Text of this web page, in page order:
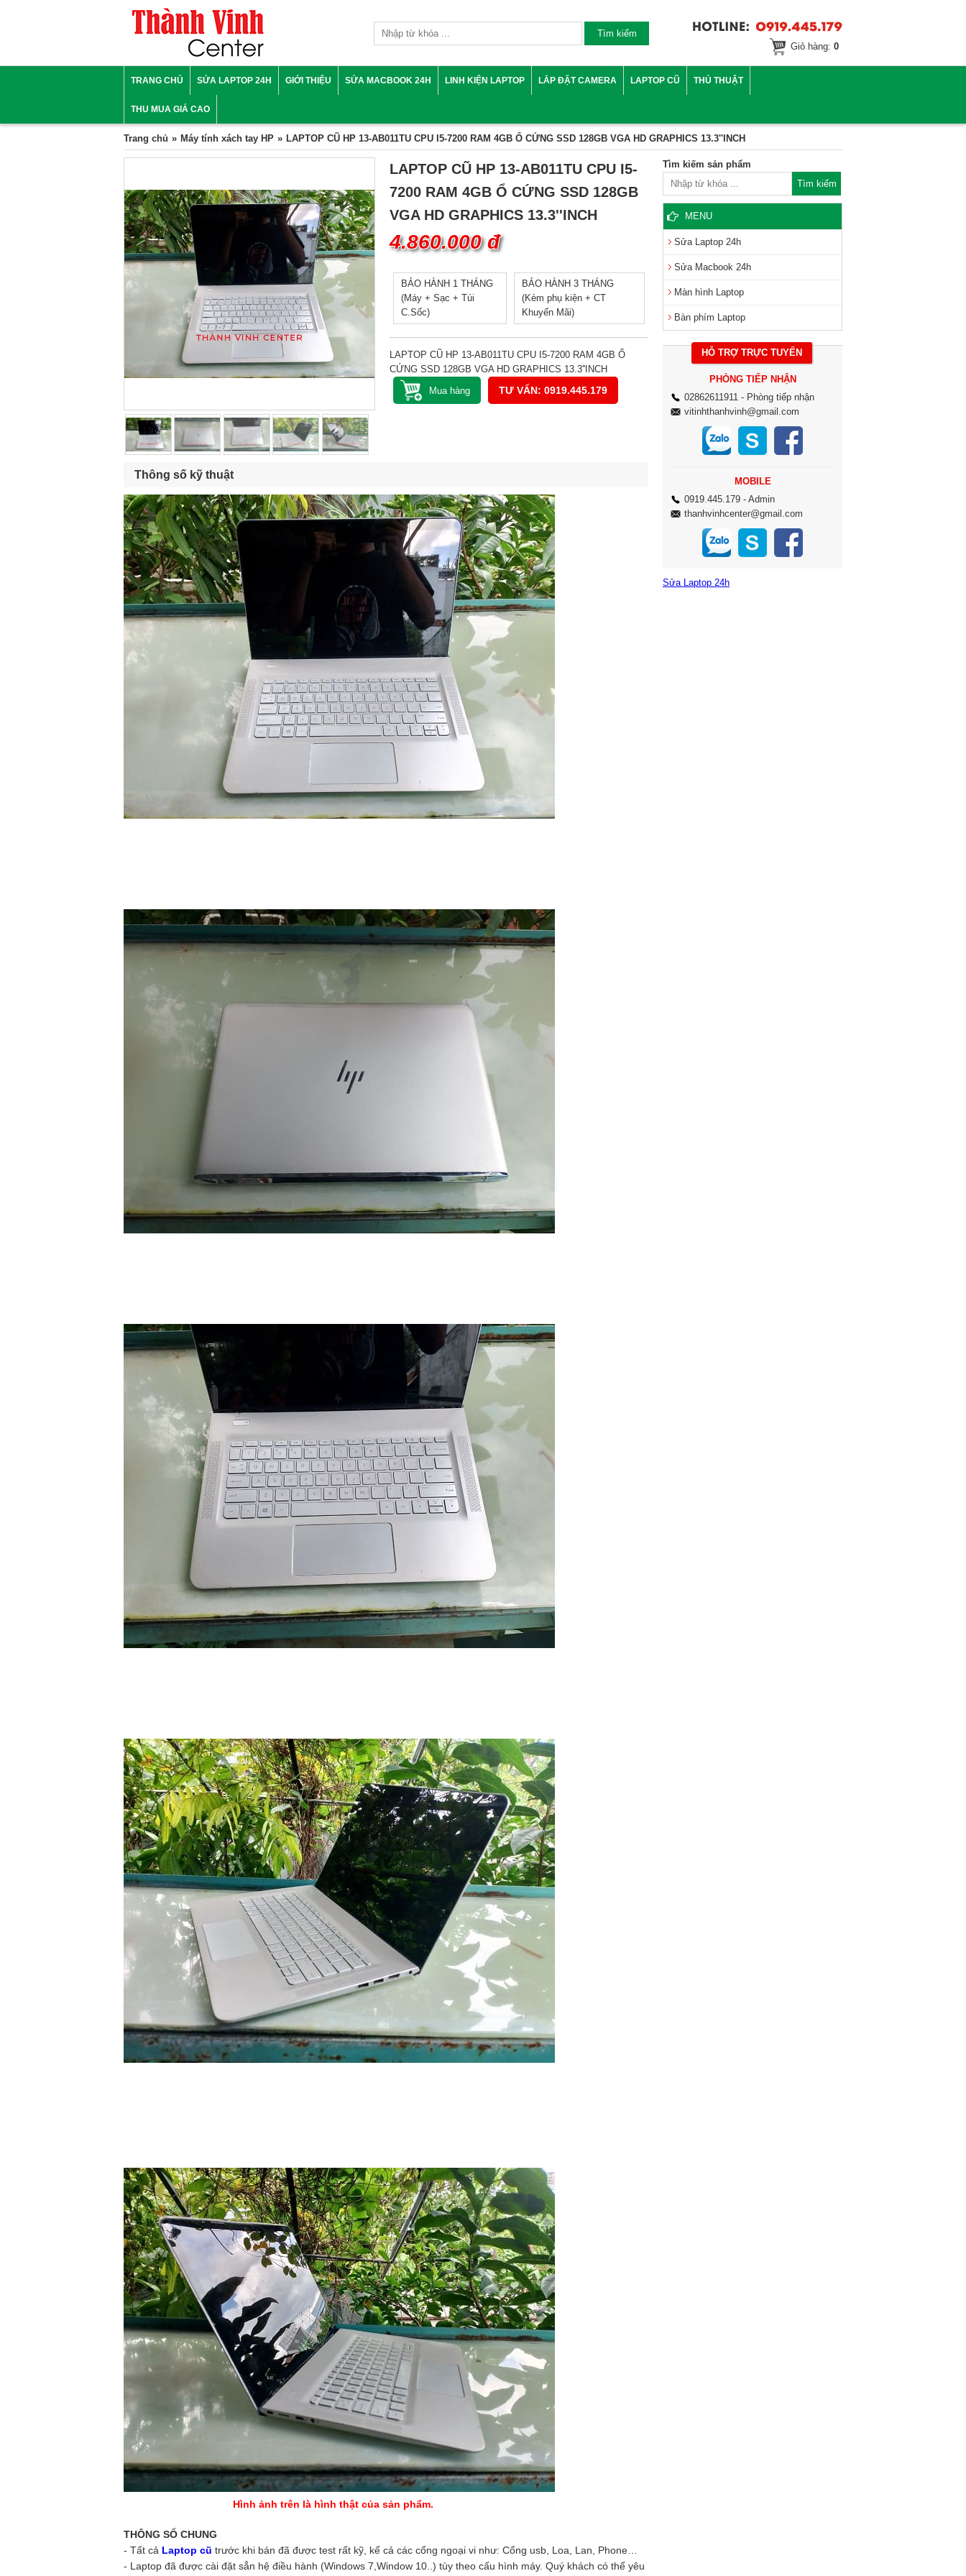
Giỏ hàng: 0
TRANG CHỦ SỬA LAPTOP 24H GIỚI THIỆU SỬA MACBOOK 24H LINH KIỆN LAPTOP LẮP ĐẶT CAMERA LAPTOP CŨ THỦ THUẬT
THU MUA GIÁ CAO
Trang chủ Máy tính xách tay HP LAPTOP CŨ HP 13-AB011TU CPU I5-7200 RAM 4GB Ổ CỨNG SSD 128GB VGA HD GRAPHICS 13.3''INCH
LAPTOP CŨ HP 13-AB011TU CPU I5-
7200 RAM 4GB Ổ CỨNG SSD 128GB
VGA HD GRAPHICS 13.3''INCH
4.860.000 đ
BẢO HÀNH 1 THÁNG
(Máy + Sạc + Túi
C.Sốc)
BẢO HÀNH 3 THÁNG
(Kèm phụ kiện + CT
Khuyến Mãi)
LAPTOP CŨ HP 13-AB011TU CPU I5-7200 RAM 4GB Ổ
CỨNG SSD 128GB VGA HD GRAPHICS 13.3''INCH
TƯ VẤN: 0919.445.179
Thông số kỹ thuật
Hình ảnh trên là hình thật của sản phẩm.
THÔNG SỐ CHUNG
- Tất cả Laptop cũ trước khi bán đã được test rất kỹ, kể cả các cổng ngoại vi như: Cổng usb, Loa, Lan, Phone…
- Laptop đã được cài đặt sẳn hệ điều hành (Windows 7,Window 10..) tùy theo cấu hình máy. Quý khách có thể yêu
Tìm kiếm sản phẩm
MENU
Sửa Laptop 24h
Sửa Macbook 24h
Màn hình Laptop
Bàn phím Laptop
HỖ TRỢ TRỰC TUYẾN
PHÒNG TIẾP NHẬN
02862611911 - Phòng tiếp nhận
vitinhthanhvinh@gmail.com
MOBILE
0919.445.179 - Admin
thanhvinhcenter@gmail.com
Sửa Laptop 24h